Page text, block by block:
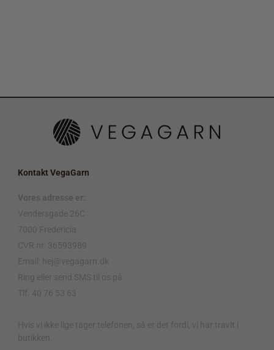
Kontakt VegaGarn
Vores adresse er:
Vendersgade 26C
7000 Fredericia
CVR nr. 36593989
Email: hej@vegagarn.dk
Ring eller send SMS til os på:
Tlf. 40 76 53 63
Hvis vi ikke lige tager telefonen, så er det fordi, vi har travlt i
butikken.